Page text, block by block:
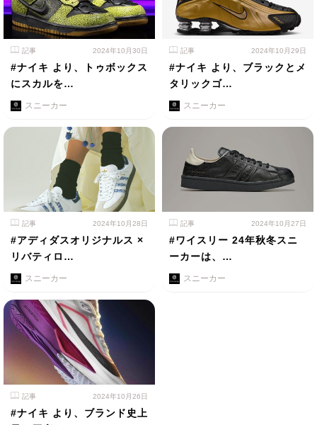
記事 2024年10月30日
#ナイキ より、トゥボックス
にスカルを…
スニーカー
記事 2024年10月29日
#ナイキ より、ブラックとメ
タリックゴ…
スニーカー
記事 2024年10月28日
#アディダスオリジナルス ×
リバティロ…
スニーカー
記事 2024年10月27日
#ワイスリー 24年秋冬スニ
ーカーは、…
スニーカー
記事 2024年10月26日
#ナイキ より、ブランド史上